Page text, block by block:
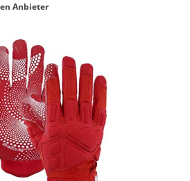
Anbieter